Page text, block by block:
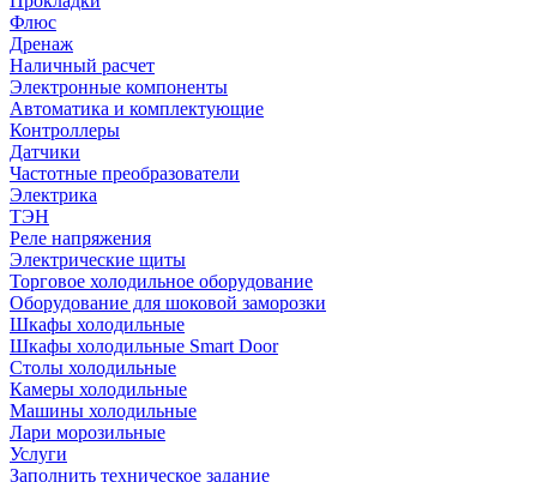
Флюс
Дренаж
Наличный расчет
Электронные компоненты
Автоматика и комплектующие
Контроллеры
Датчики
Частотные преобразователи
Электрика
ТЭН
Реле напряжения
Электрические щиты
Торговое холодильное оборудование
Оборудование для шоковой заморозки
Шкафы холодильные
Шкафы холодильные Smart Door
Столы холодильные
Камеры холодильные
Машины холодильные
Лари морозильные
Услуги
Заполнить техническое задание